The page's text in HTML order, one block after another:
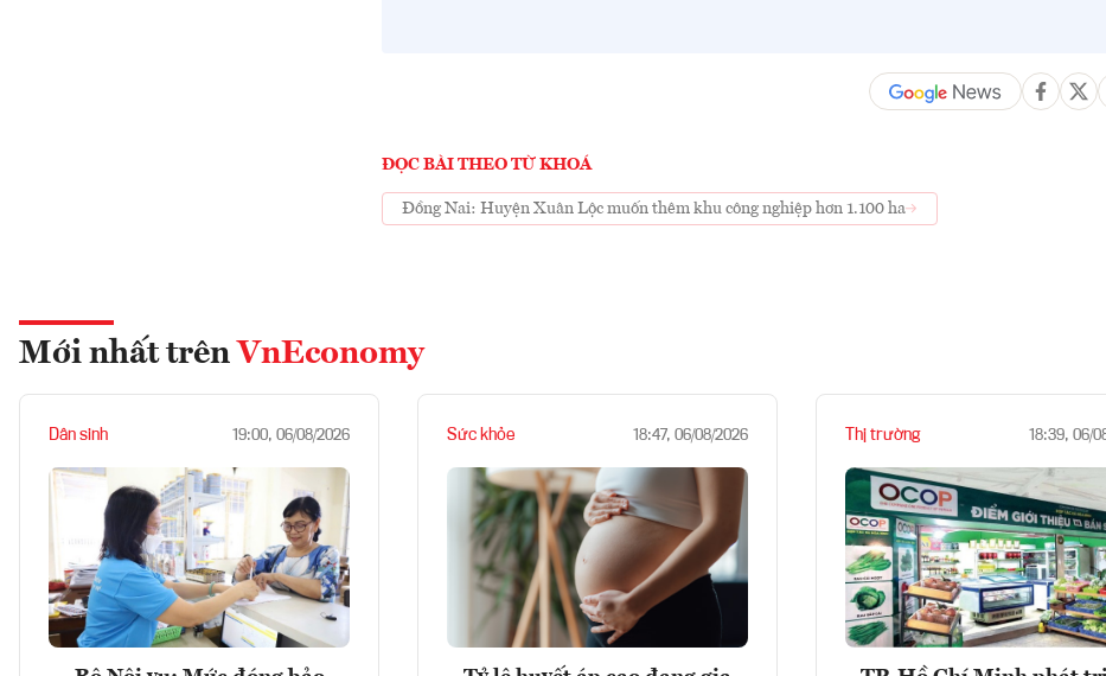
ĐỌC BÀI THEO TỪ KHOÁ
Đồng Nai: Huyện Xuân Lộc muốn thêm khu công nghiệp hơn 1.100 ha
Mới nhất trên VnEconomy
Dân sinh 19:00, 06/08/2026 Sức khỏe 18:47, 06/08/2026 Thị trường 18:39, 06/